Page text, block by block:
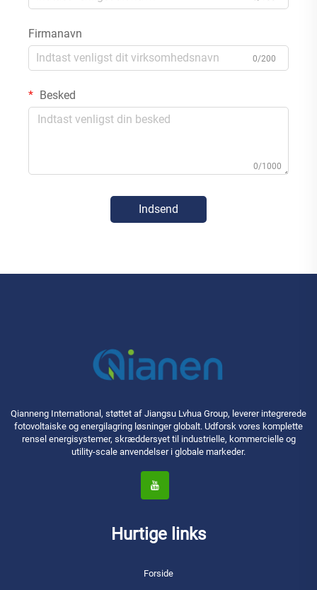
Firmanavn
0/200
Besked
0/1000
Indsend
Qianneng International, støttet af Jiangsu Lvhua Group, leverer integrerede
fotovoltaiske og energilagring løsninger globalt. Udforsk vores komplette
rensel energisystemer, skræddersyet til industrielle, kommercielle og
utility-scale anvendelser i globale markeder.
Hurtige links
Forside